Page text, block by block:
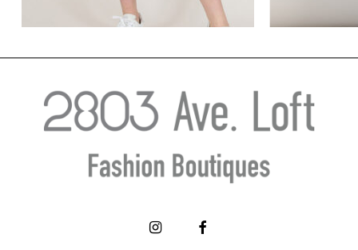
Κοντή μπεζ πλισέ φούστα – LILI
SIDONIO
€27.20
Αέρινη